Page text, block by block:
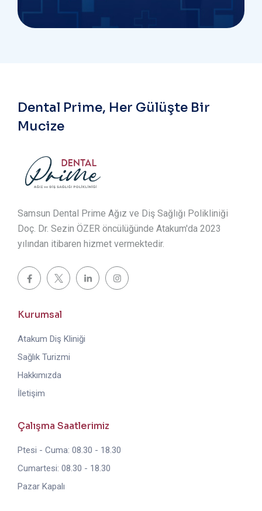
Dental Prime, Her Gülüşte Bir
Mucize
Samsun Dental Prime Ağız ve Diş Sağlığı Polikliniği
Doç. Dr. Sezin ÖZER öncülüğünde Atakum'da 2023
yılından itibaren hizmet vermektedir.
Kurumsal
Atakum Diş Kliniği
Sağlık Turizmi
Hakkımızda
İletişim
Çalışma Saatlerimiz
Ptesi - Cuma: 08.30 - 18.30
Cumartesi: 08.30 - 18.30
Pazar Kapalı